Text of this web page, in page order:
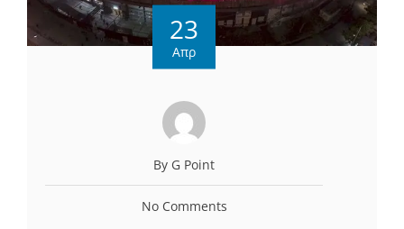
23
Απρ
By G Point
No Comments